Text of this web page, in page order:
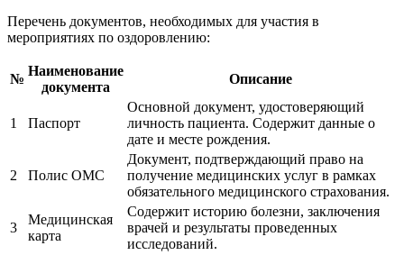
Перечень документов, необходимых для участия в
мероприятиях по оздоровлению:
№
Наименование
документа
Описание
1 Паспорт
Основной документ, удостоверяющий
личность пациента. Содержит данные о
дате и месте рождения.
2 Полис ОМС
Документ, подтверждающий право на
получение медицинских услуг в рамках
обязательного медицинского страхования.
3
Медицинская
карта
Содержит историю болезни, заключения
врачей и результаты проведенных
исследований.